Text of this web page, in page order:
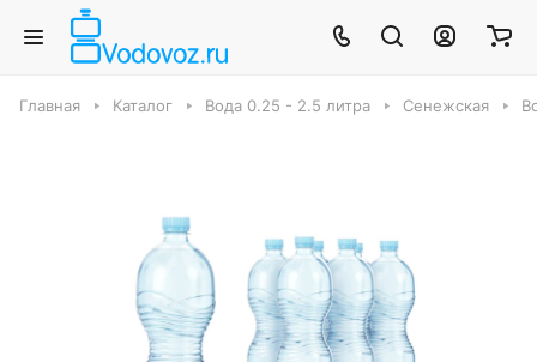
Главная Каталог Вода 0.25 - 2.5 литра Сенежская